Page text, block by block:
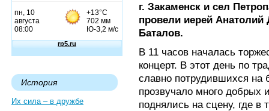
История
Их сила – в дружбе
г. Закаменск и сел
провели иерей Анатолий
Баталов.
В 11 часов началась
концерт. В этот день по
славно потрудившихся на
прозвучало много
поднялись на сцену, где в